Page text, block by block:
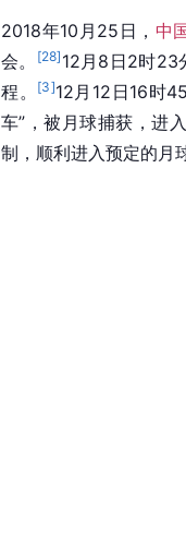
2018年10月25日， 中
会。
[28] 12月8日2时23
程。
[3]12月12日16时
车”，被月球捕获，进
制，顺利进入预定的月